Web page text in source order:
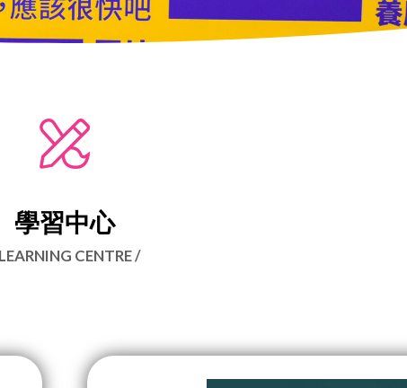
學習中心
CENTRE /